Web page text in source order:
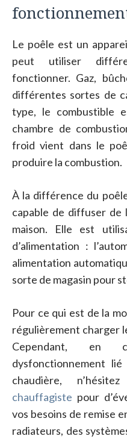
Le poêle est un
peut utiliser
fonctionner. Gaz,
différentes sortes de
type, le combustible
chambre de
froid vient dans le
produire la combustion.
À la différence du
capable de diffuser
maison. Elle est
d’alimentation :
alimentation
sorte de magasin pour
Pour ce qui est de la
régulièrement charger
Cependant, en
dysfonctionnement
chaudière,
chauffagiste pour
vos besoins de remise
radiateurs, des